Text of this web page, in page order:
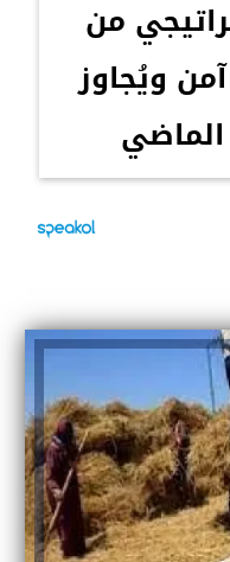
من
ويُجاوز